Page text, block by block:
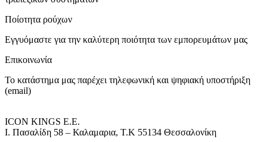
Ποίοτητα ρούχων
Εγγυόμαστε για την καλύτερη ποιότητα των εμπορευμάτων μας
Επικοινωνία
Το κατάστημα μας παρέχει τηλεφωνική και ψηφιακή υποστήριξη
(email)
ICON KINGS Ε.Ε.
Ι. Πασαλίδη 58 – Καλαμαρια, Τ.Κ 55134 Θεσσαλονίκη